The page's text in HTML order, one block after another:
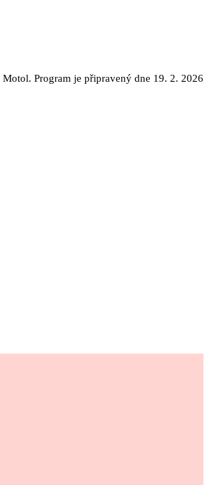
Program je připravený dne 19. 2. 2026